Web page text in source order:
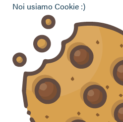
Vuoi contattarci per ricevere
commento o chiedere
CONTATTACI
Seguici sui social
Noi usiamo Cookie :)